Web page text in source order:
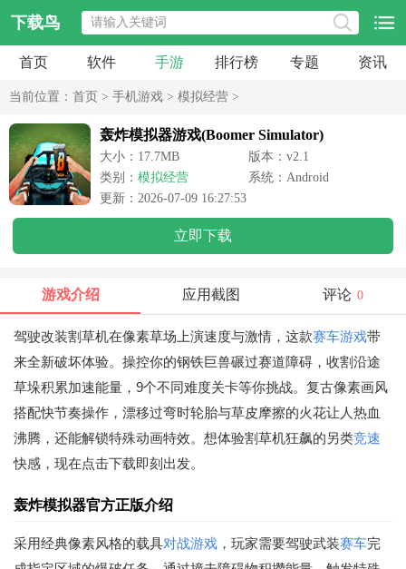
下载鸟
首页 软件 手游 排行榜 专题 资讯
当前位置： 首页 > 手机游戏 > 模拟经营 >
轰炸模拟器游戏(Boomer Simulator)
大小：17.7MB
版本：v2.1
类别： 模拟经营
系统：Android
更新：2026-07-09 16:27:53
立即下载
游戏介绍 应用截图 评论 0
驾驶改装割草机在像素草场上演速度与激情，这款赛车游戏带
来全新破坏体验。操控你的钢铁巨兽碾过赛道障碍，收割沿途
草垛积累加速能量，9个不同难度关卡等你挑战。复古像素画风
搭配快节奏操作，漂移过弯时轮胎与草皮摩擦的火花让人热血
沸腾，还能解锁特殊动画特效。想体验割草机狂飙的另类竞速
快感，现在点击下载即刻出发。
轰炸模拟器官方正版介绍
采用经典像素风格的载具对战游戏 ，玩家需要驾驶武装赛车完